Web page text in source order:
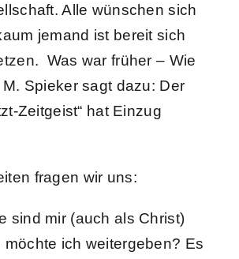
Alle wünschen sich
jemand ist bereit sich
Was war früher – Wie
Spieker sagt dazu: Der
Zeitgeist“ hat Einzug
fragen wir uns:
sind mir (auch als Christ)
möchte ich weitergeben? Es